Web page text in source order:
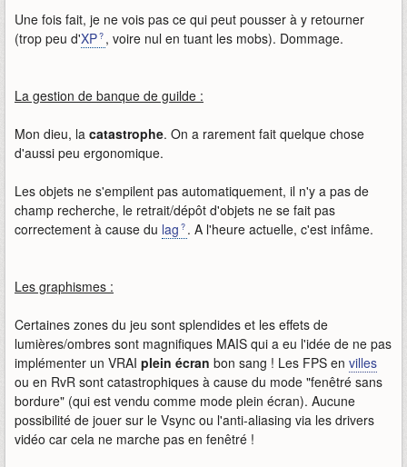
Une fois fait, je ne vois pas ce qui peut pousser à y retourner
(trop peu d'XP , voire nul en tuant les mobs). Dommage.
La gestion de banque de guilde :
Mon dieu, la catastrophe. On a rarement fait quelque chose
d'aussi peu ergonomique.
Les objets ne s'empilent pas automatiquement, il n'y a pas de
champ recherche, le retrait/dépôt d'objets ne se fait pas
correctement à cause du lag . A l'heure actuelle, c'est infâme.
Les graphismes :
Certaines zones du jeu sont splendides et les effets de
lumières/ombres sont magnifiques MAIS qui a eu l'idée de ne pas
implémenter un VRAI plein écran bon sang ! Les FPS en villes
ou en RvR sont catastrophiques à cause du mode "fenêtré sans
bordure" (qui est vendu comme mode plein écran). Aucune
possibilité de jouer sur le Vsync ou l'anti-aliasing via les drivers
vidéo car cela ne marche pas en fenêtré !